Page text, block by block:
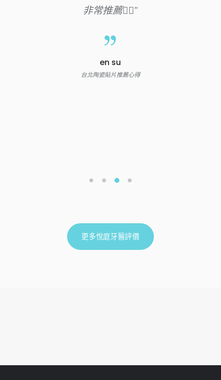
的問題~謝謝悅庭的蕭仕弦醫生!!!
超級害怕看牙的恐懼，做完貼片
跟雪曜瓷之後，拍照終於可以露
出漂亮的牙齒啦~~~~真的非常感
更多悅庭牙醫評價